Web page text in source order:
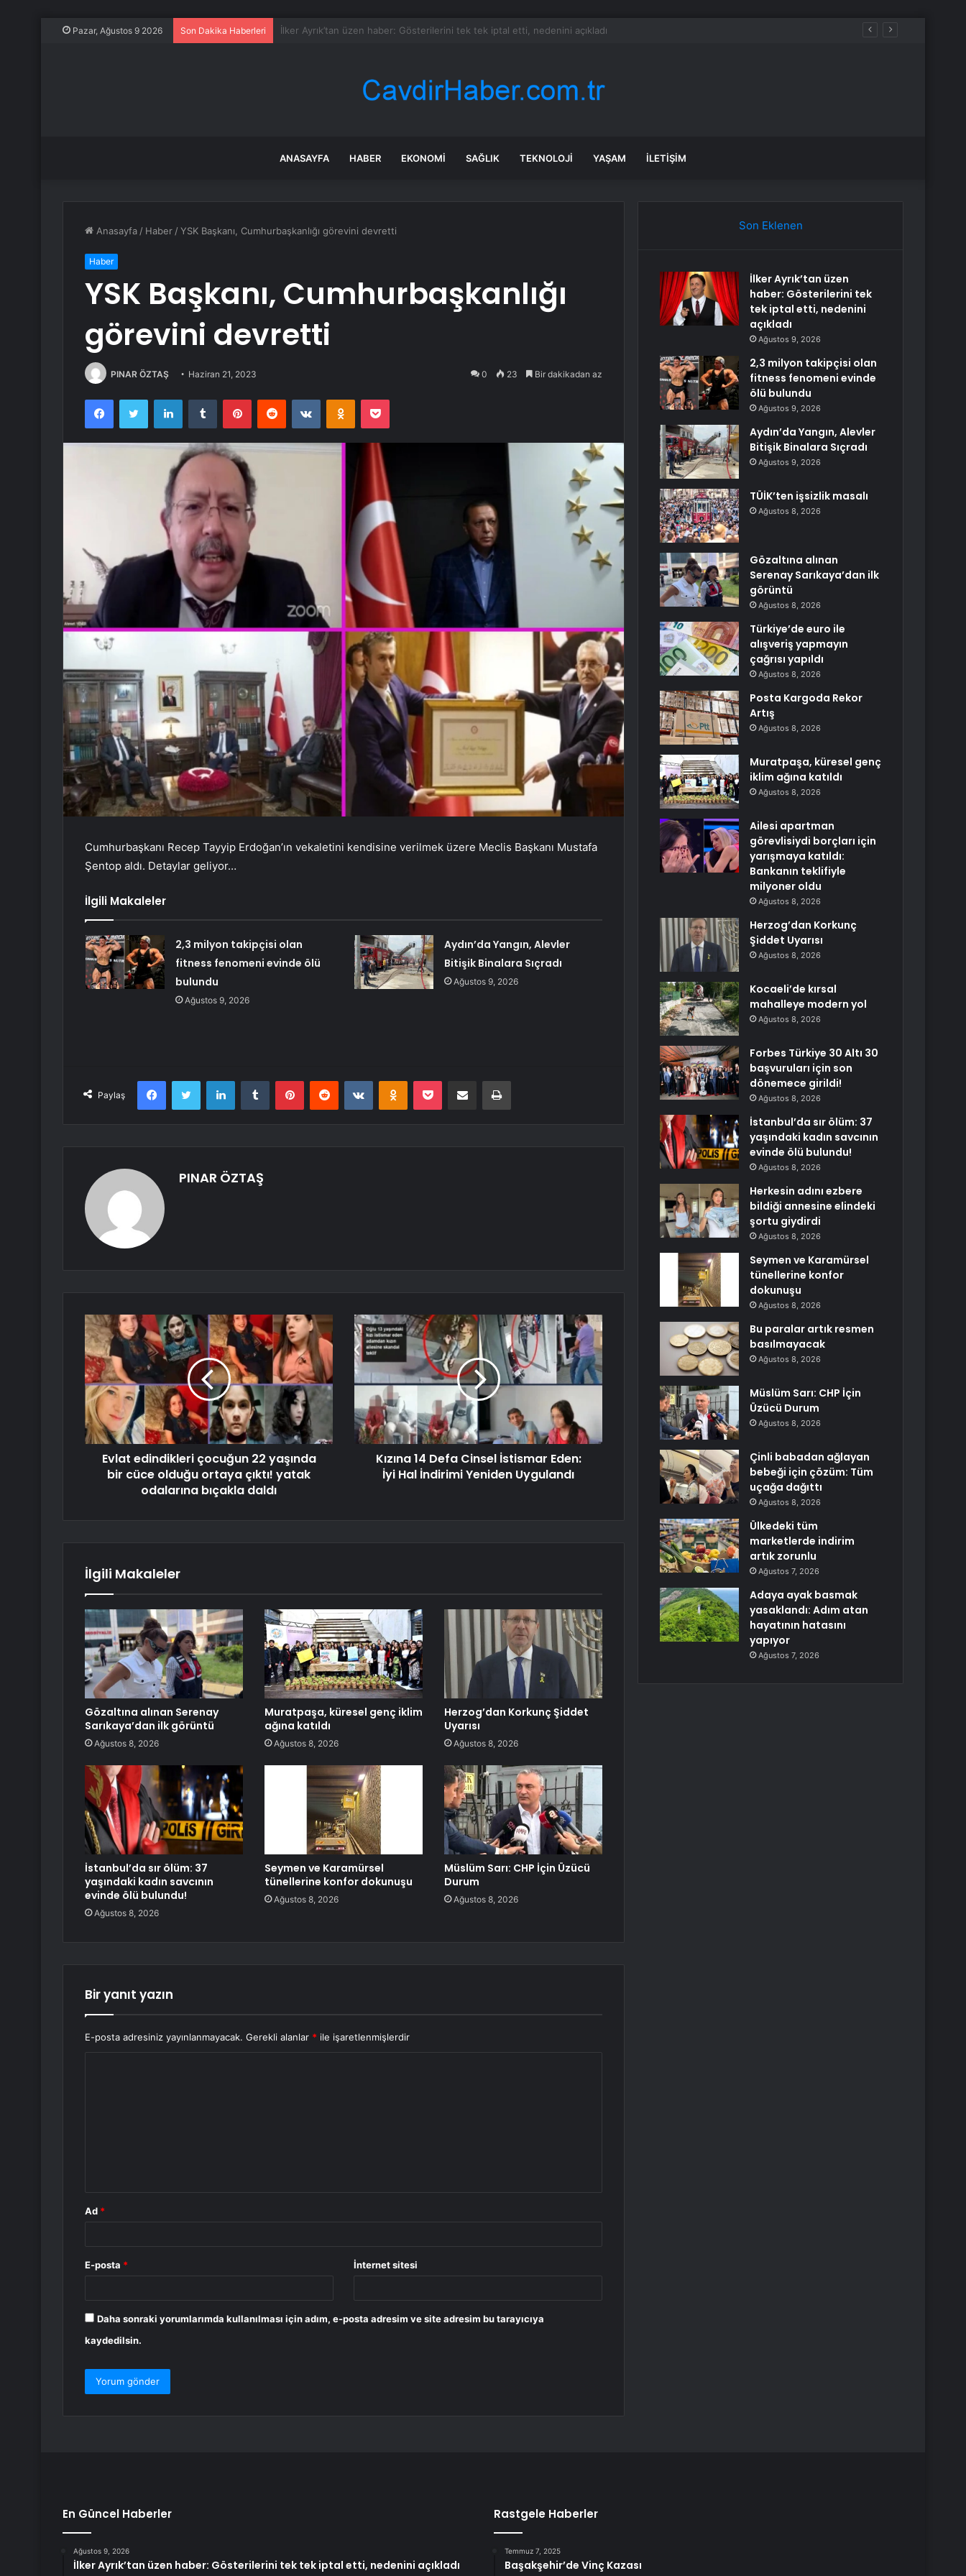
Pazar, Ağustos 9 2026 Son Dakika Haberleri 2,3 milyon takipçisi olan fitness fenomeni evinde ölü bulundu
ANASAYFA HABER EKONOMI SAĞLIK TEKNOLOJI YAŞAM İLETIŞIM
Anasayfa / Haber /YSK Başkanı, Cumhurbaşkanlığı görevini devretti
Haber
YSK Başkanı, Cumhurbaşkanlığı
görevini devretti
PINAR ÖZTAŞ Haziran 21, 2023 0 23 Bir dakikadan az
FacebookTwitter LinkedInTumblr PinterestReddit VKontakteOdnoklassniki
Pocket
Cumhurbaşkanı Recep Tayyip Erdoğan’ın vekaletini kendisine verilmek üzere Meclis Başkanı Mustafa
Şentop aldı. Detaylar geliyor…
İlgili Makaleler
2,3 milyon takipçisi olan
fitness fenomeni evinde ölü
bulundu
Ağustos 9, 2026
Aydın’da Yangın, Alevler
Bitişik Binalara Sıçradı
Ağustos 9, 2026
Paylaş
FacebookTwitter LinkedInTumblr PinterestReddit VKontakteOdnoklassniki
Pocket E-Posta ile paylaş Yazdır
PINAR ÖZTAŞ
Evlat edindikleri çocuğun 22 yaşında
bir cüce olduğu ortaya çıktı! yatak
odalarına bıçakla daldı
Kızına 14 Defa Cinsel İstismar Eden:
İyi Hal İndirimi Yeniden Uygulandı
İlgili Makaleler
Gözaltına alınan Serenay
Sarıkaya’dan ilk görüntü
Ağustos 8, 2026
Muratpaşa, küresel genç iklim
ağına katıldı
Ağustos 8, 2026
Herzog’dan Korkunç Şiddet
Uyarısı
Ağustos 8, 2026
İstanbul’da sır ölüm: 37
yaşındaki kadın savcının
evinde ölü bulundu!
Ağustos 8, 2026
Seymen ve Karamürsel
tünellerine konfor dokunuşu
Ağustos 8, 2026
Müslüm Sarı: CHP İçin Üzücü
Durum
Ağustos 8, 2026
Bir yanıt yazın
E-posta adresiniz yayınlanmayacak. Gerekli alanlar * ile işaretlenmişlerdir
Ad *
E-posta * İnternet sitesi
Daha sonraki yorumlarımda kullanılması için adım, e-posta adresim ve site adresim bu tarayıcıya
kaydedilsin.
Son Eklenen
İlker Ayrık’tan üzen
haber: Gösterilerini tek
tek iptal etti, nedenini
açıkladı
Ağustos 9, 2026
2,3 milyon takipçisi olan
fitness fenomeni evinde
ölü bulundu
Ağustos 9, 2026
Aydın’da Yangın, Alevler
Bitişik Binalara Sıçradı
Ağustos 9, 2026
TÜİK’ten işsizlik masalı
Ağustos 8, 2026
Gözaltına alınan
Serenay Sarıkaya’dan ilk
görüntü
Ağustos 8, 2026
Türkiye’de euro ile
alışveriş yapmayın
çağrısı yapıldı
Ağustos 8, 2026
Posta Kargoda Rekor
Artış
Ağustos 8, 2026
Muratpaşa, küresel genç
iklim ağına katıldı
Ağustos 8, 2026
Ailesi apartman
görevlisiydi borçları için
yarışmaya katıldı:
Bankanın teklifiyle
milyoner oldu
Ağustos 8, 2026
Herzog’dan Korkunç
Şiddet Uyarısı
Ağustos 8, 2026
Kocaeli’de kırsal
mahalleye modern yol
Ağustos 8, 2026
Forbes Türkiye 30 Altı 30
başvuruları için son
dönemece girildi!
Ağustos 8, 2026
İstanbul’da sır ölüm: 37
yaşındaki kadın savcının
evinde ölü bulundu!
Ağustos 8, 2026
Herkesin adını ezbere
bildiği annesine elindeki
şortu giydirdi
Ağustos 8, 2026
Seymen ve Karamürsel
tünellerine konfor
dokunuşu
Ağustos 8, 2026
Bu paralar artık resmen
basılmayacak
Ağustos 8, 2026
Müslüm Sarı: CHP İçin
Üzücü Durum
Ağustos 8, 2026
Çinli babadan ağlayan
bebeği için çözüm: Tüm
uçağa dağıttı
Ağustos 8, 2026
Ülkedeki tüm
marketlerde indirim
artık zorunlu
Ağustos 7, 2026
Adaya ayak basmak
yasaklandı: Adım atan
hayatının hatasını
yapıyor
Ağustos 7, 2026
En Güncel Haberler
Ağustos 9, 2026
İlker Ayrık’tan üzen haber: Gösterilerini tek tek iptal etti, nedenini açıkladı
Rastgele Haberler
Temmuz 7, 2025
Başakşehir’de Vinç Kazası